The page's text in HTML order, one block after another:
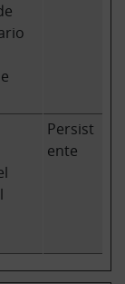
Persist
ente